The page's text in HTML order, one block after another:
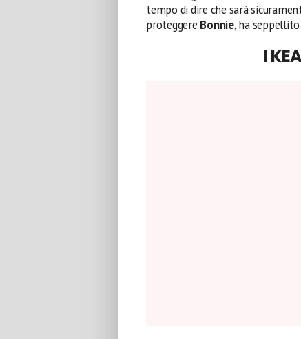
tempo di dire che sarà
proteggere Bonnie, ha
I